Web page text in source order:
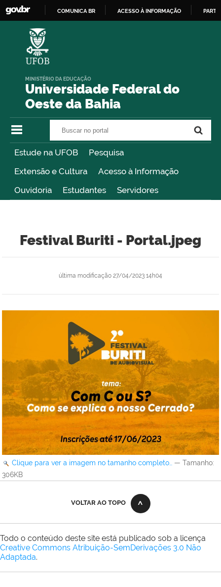
COMUNICA BR ACESSO À INFORMAÇÃO
Universidade Federal do
Oeste da Bahia
MINISTÉRIO DA EDUCAÇÃO
Estude na UFOB
Pesquisa
Extensão e Cultura
Acesso à Informação
Ouvidoria
Estudantes Servidores
Festival Buriti - Portal.jpeg
última modificação 27/04/2023 14h04
Clique para ver a imagem no tamanho completo… — Tamanho:
306KB
VOLTAR AO TOPO
Todo o conteúdo deste site está publicado sob a licença
Creative Commons Atribuição-SemDerivações 3.0 Não
Adaptada.